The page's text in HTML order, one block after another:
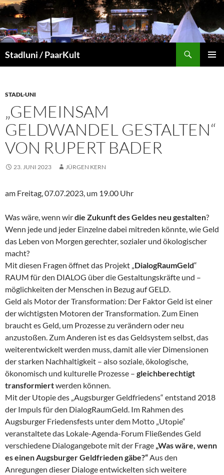
Stadluni / PaarKult
STADL-UNI
„GEMEINSAM
GELDWANDEL GESTALTEN“
VON RUPERT BADER
23. JUNI 2023 JÜRGEN KERN
am Freitag, 07.07.2023, um 19.00 Uhr
Was wäre, wenn wirdie Zukunft des Geldes neu gestalten?
Wenn jede und jeder Einzelne dabei mitreden könnte, wie Geld
das Leben von Morgen gerechter, sozialer und ökologischer
macht?
Mit diesen Fragen öffnet das Projekt „DialogRaumGeld“
RAUM für den DIALOG über die Gestaltungskräfte und –
möglichkeiten der Menschen in Bezug auf GELD.
Geld als Motor der Transformation: Der Faktor Geld ist einer
der wichtigsten Motoren der Transformation. Zum Einen
braucht es Geld, um Prozesse zu verändern oder neu
anzustoßen. Zum Anderen ist es das Geldsystem selbst, das
weiterentwickelt werden muss, damit alle vier Dimensionen
der starken Nachhaltigkeit – also soziale, ökologische,
ökonomisch und kulturelle Prozesse – gleichberechtigt
transformiertwerden können.
Mit der Utopie des „Augsburger Geldfriedens“ entstand 2018
der Impuls für den DialogRaumGeld. Im Rahmen des
Augsburger Friedensfests unter dem Motto „Utopie“
veranstaltete das Lokale-Agenda-Forum Fließendes Geld
verschiedene Dialogangebote mit der Frage „Was wäre, wenn
es einen Augsburger Geldfrieden gäbe?“Aus den
Anregungen dieser Dialoge entwickelten sich weitere